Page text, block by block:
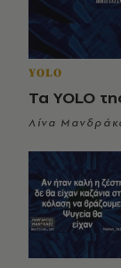
YOLO
Τα YOLO
Λίνα